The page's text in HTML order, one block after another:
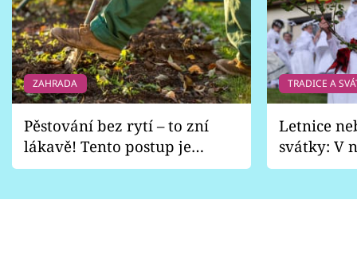
ZAHRADA
Pěstování bez rytí – to zní
lákavě! Tento postup je
vhodný jen pro některé
TRADICE A
Letnice
svátky: V
pondělí